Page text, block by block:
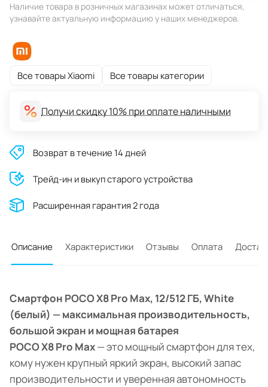
Наличие товара в розничных магазинах может отличаться,
узнавайте актуальную информацию у наших менеджеров.
Все товары Xiaomi Все товары категории
Получи скидку 10% при оплате наличными
Возврат в течение 14 дней
Трейд-ин и выкуп старого устройства
Расширенная гарантия 2 года
Описание Характеристики Отзывы Оплата
Смартфон POCO X8 Pro Max, 12/512 ГБ, White
(белый) — максимальная производительность,
большой экран и мощная батарея
POCO X8 Pro Max— это мощный смартфон для тех,
кому нужен крупный яркий экран, высокий запас
производительности и уверенная автономность